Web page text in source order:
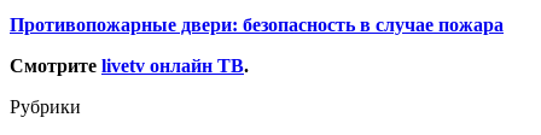
Противопожарные двери: безопасность в случае пожара
Смотрите livetv онлайн ТВ.
Рубрики